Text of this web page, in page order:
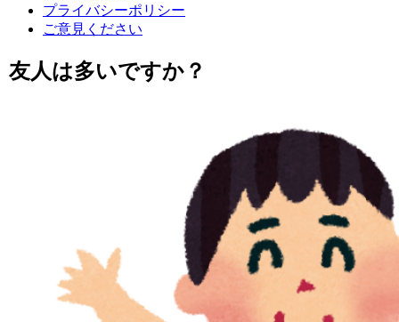
プライバシーポリシー
ご意見ください
友人は多いですか？